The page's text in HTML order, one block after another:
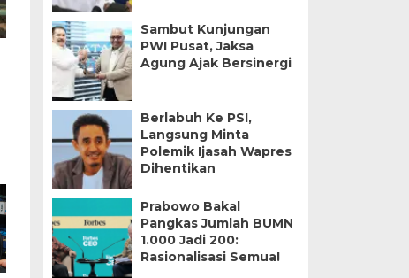
Sambut Kunjungan
PWI Pusat, Jaksa
Agung Ajak Bersinergi
Berlabuh Ke PSI,
Langsung Minta
Polemik Ijasah Wapres
Dihentikan
Prabowo Bakal
Pangkas Jumlah BUMN
1.000 Jadi 200:
Rasionalisasi Semua!